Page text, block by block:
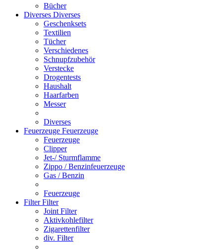
Bücher
Diverses Diverses
Geschenksets
Textilien
Tücher
Verschiedenes
Schnupfzubehör
Verstecke
Drogentests
Haushalt
Haarfarben
Messer
Diverses
Feuerzeuge Feuerzeuge
Feuerzeuge
Clipper
Jet-/ Sturmflamme
Zippo / Benzinfeuerzeuge
Gas / Benzin
Feuerzeuge
FilterFilter
Joint Filter
Aktivkohlefilter
Zigarettenfilter
div. Filter